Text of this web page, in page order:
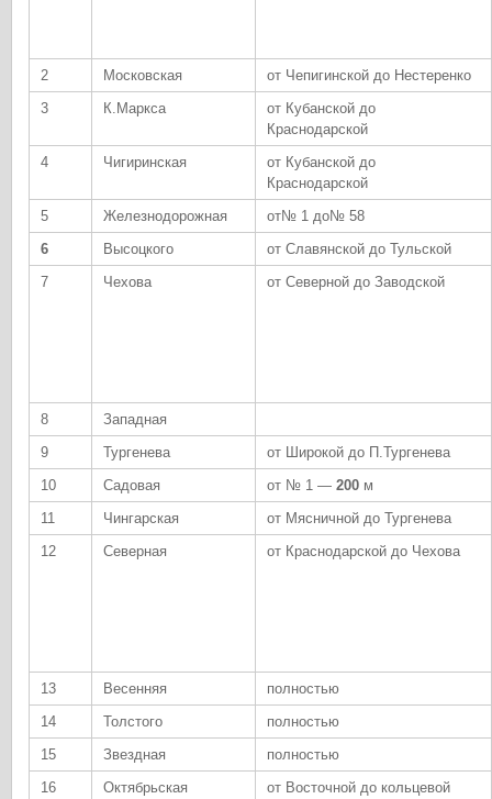
2 Московская
от Чепигинской до Нестеренко
3
К.Маркса
от Кубанской до
Краснодарской
4
Чигиринская
от Кубанской до
Краснодарской
5
Железнодорожная
от№ 1 до№ 58
6
Высоцкого
от Славянской до Тульской
7
Чехова от Северной до Заводской
8
Западная
9
Тургенева
от Широкой до П.Тургенева
10
Садовая от № 1 — 200 м
11
Чингарская
от Мясничной до Тургенева
12
Северная от Краснодарской до Чехова
13 Весенняя
полностью
14
Толстого
полностью
15
Звездная
полностью
16
Октябрьская
от Восточной до кольцевой